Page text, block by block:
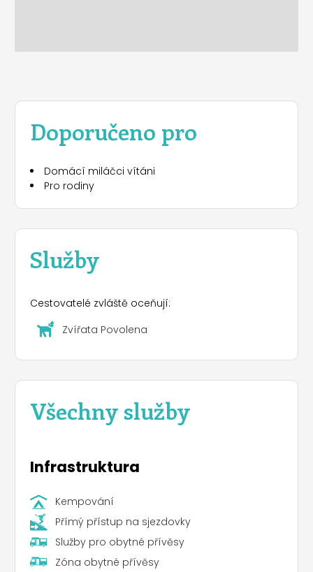
Doporučeno pro
Domácí miláčci vítáni
Pro rodiny
Služby
Cestovatelé zvláště oceňují:
Zvířata Povolena
Všechny služby
Infrastruktura
Kempování
Přímý přístup na sjezdovky
Služby pro obytné přívěsy
Zóna obytné přívěsy